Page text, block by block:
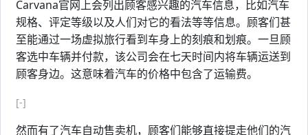
Carvana官网上会列出顾客感兴趣的汽车信息，比如汽车
规格、评定等级以及人们对它的看法等等信息。顾客们甚
至能通过一场虚拟旅行看到车身上的刻痕和划痕。一旦顾
客选中车辆并付款，该公司会在七天时间内将车辆运送到
顾客身边。这意味着汽车的价格中包含了运输费。
[-]
然而有了汽车自动售卖机，顾客们能够直接提走他们的汽